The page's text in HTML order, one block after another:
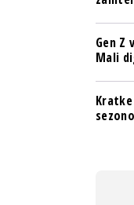
Gen Z
Mali